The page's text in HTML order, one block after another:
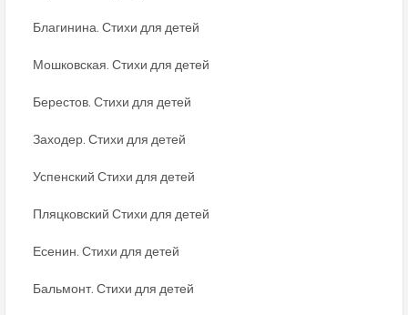
Благинина. Стихи для детей
Мошковская. Стихи для детей
Берестов. Стихи для детей
Заходер. Стихи для детей
Успенский Стихи для детей
Пляцковский Стихи для детей
Есенин. Стихи для детей
Бальмонт. Стихи для детей